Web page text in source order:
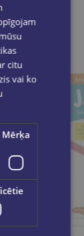
citu
vai ko
Mērķa